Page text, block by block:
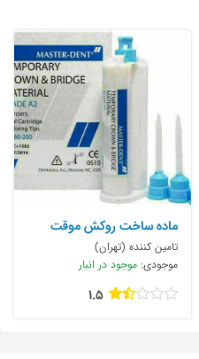
ماده ساخت روکش موقت
Temporary Crown
تامین کننده (تهران)
موجودی: موجود در انبار
1.5